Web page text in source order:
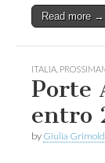
Read more →
ITALIA
Porte
entro
by Giulia